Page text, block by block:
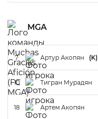
MGA
7 Артур Акопян (K)
10 Тигран Мурадян
18 Артем Акопян